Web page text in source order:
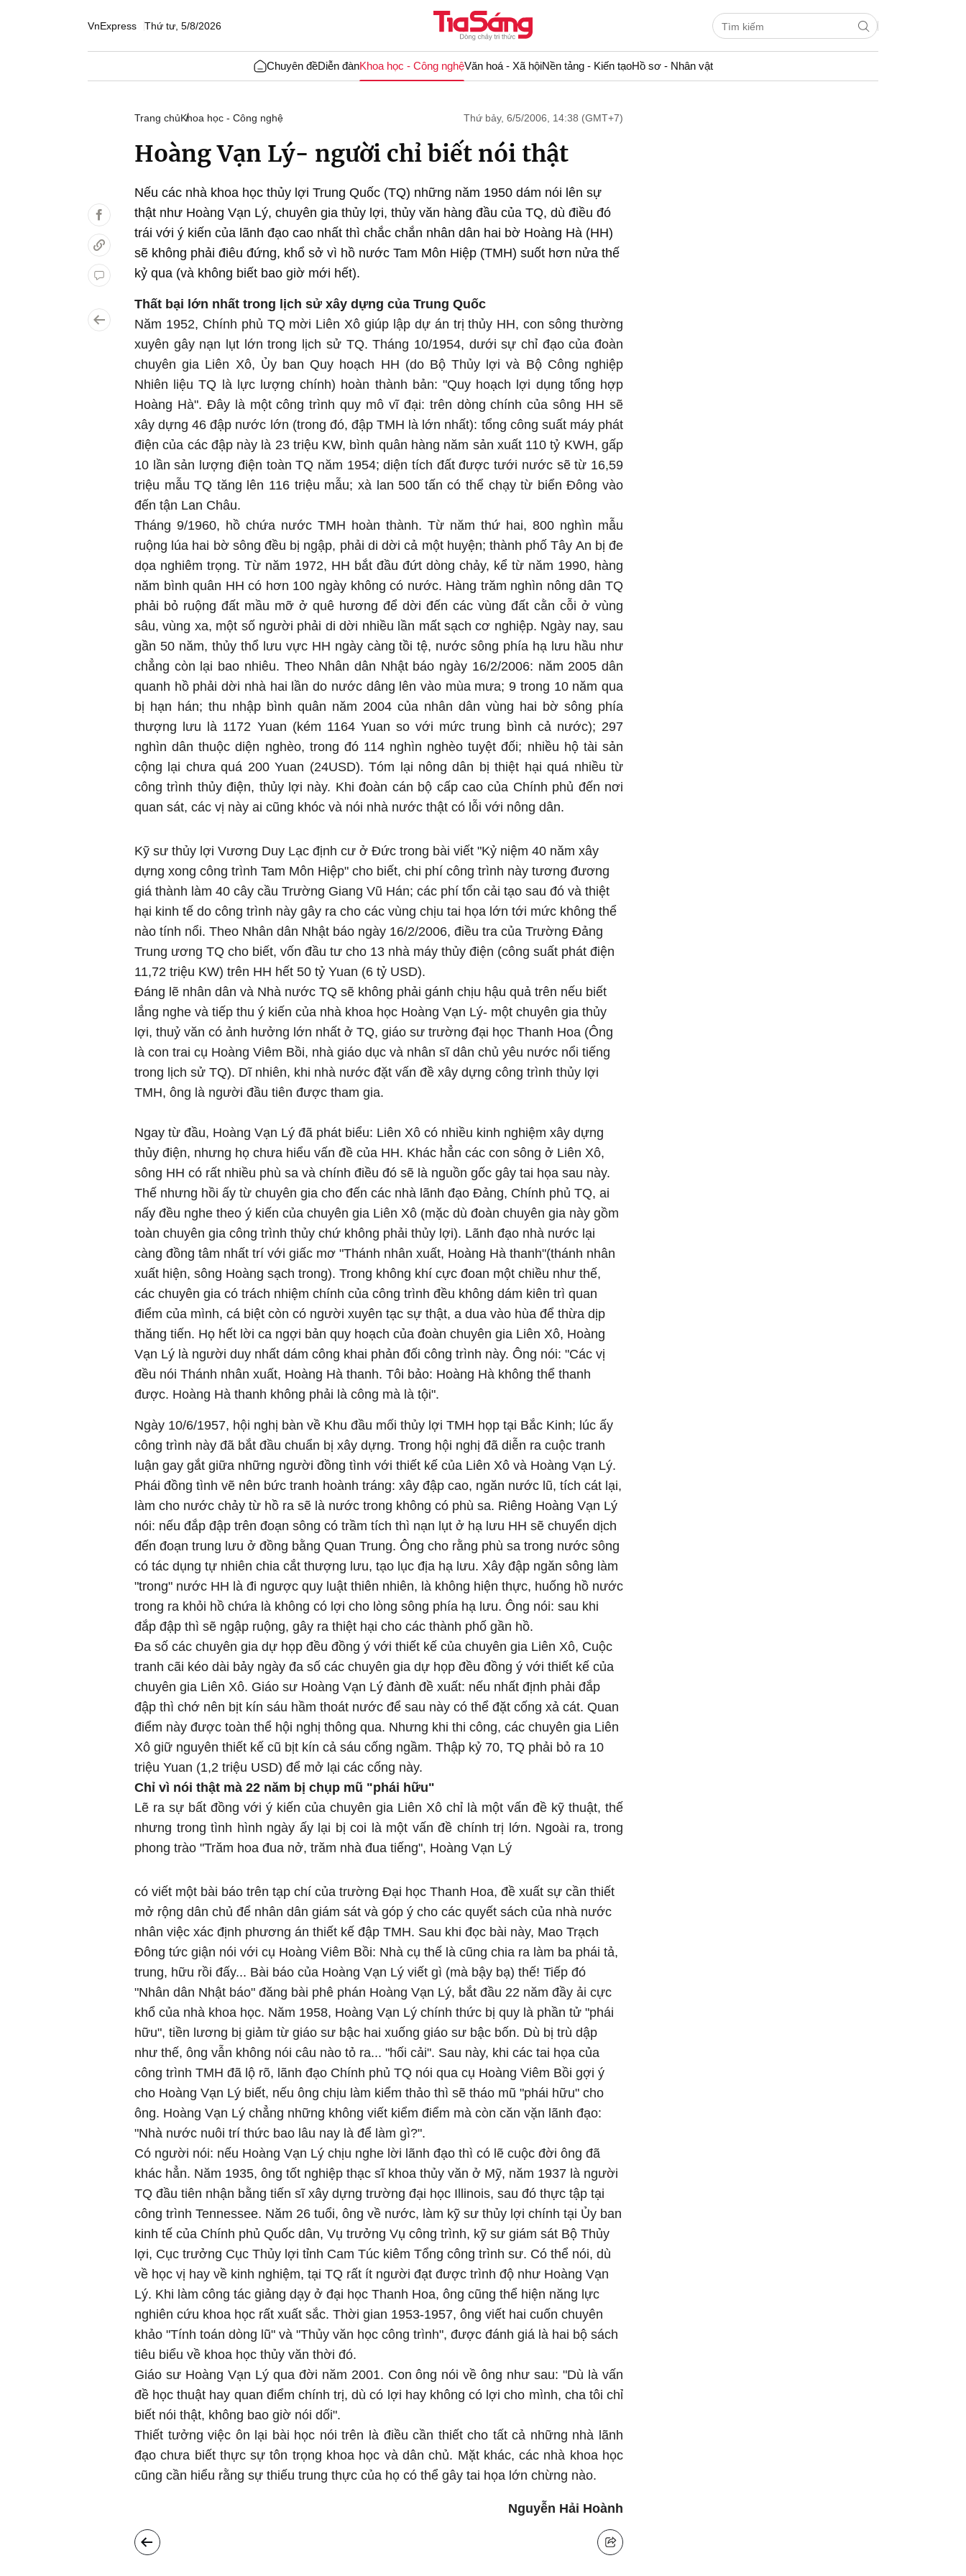
VnExpress Thứ tư, 5/8/2026
Chuyên đềDiễn đànKhoa học - Công nghệVăn hoá - Xã hộiNền tảng - Kiến tạoHồ sơ - Nhân vật
Trang chủKhoa học - Công nghệ Thứ bảy, 6/5/2006, 14:38 (GMT+7)
Hoàng Vạn Lý- người chỉ biết nói thật
Nếu các nhà khoa học thủy lợi Trung Quốc (TQ) những năm 1950 dám nói lên sự
thật như Hoàng Vạn Lý, chuyên gia thủy lợi, thủy văn hàng đầu của TQ, dù điều đó
trái với ý kiến của lãnh đạo cao nhất thì chắc chắn nhân dân hai bờ Hoàng Hà (HH)
sẽ không phải điêu đứng, khổ sở vì hồ nước Tam Môn Hiệp (TMH) suốt hơn nửa thế
kỷ qua (và không biết bao giờ mới hết).
Thất bại lớn nhất trong lịch sử xây dựng của Trung Quốc
Năm 1952, Chính phủ TQ mời Liên Xô giúp lập dự án trị thủy HH, con sông thường
xuyên gây nạn lụt lớn trong lịch sử TQ. Tháng 10/1954, dưới sự chỉ đạo của đoàn
chuyên gia Liên Xô, Ủy ban Quy hoạch HH (do Bộ Thủy lợi và Bộ Công nghiệp
Nhiên liệu TQ là lực lượng chính) hoàn thành bản: "Quy hoạch lợi dụng tổng hợp
Hoàng Hà". Đây là một công trình quy mô vĩ đại: trên dòng chính của sông HH sẽ
xây dựng 46 đập nước lớn (trong đó, đập TMH là lớn nhất): tổng công suất máy phát
điện của các đập này là 23 triệu KW, bình quân hàng năm sản xuất 110 tỷ KWH, gấp
10 lần sản lượng điện toàn TQ năm 1954; diện tích đất được tưới nước sẽ từ 16,59
triệu mẫu TQ tăng lên 116 triệu mẫu; xà lan 500 tấn có thể chạy từ biển Đông vào
đến tận Lan Châu.
Tháng 9/1960, hồ chứa nước TMH hoàn thành. Từ năm thứ hai, 800 nghìn mẫu
ruộng lúa hai bờ sông đều bị ngập, phải di dời cả một huyện; thành phố Tây An bị đe
dọa nghiêm trọng. Từ năm 1972, HH bắt đầu đứt dòng chảy, kể từ năm 1990, hàng
năm bình quân HH có hơn 100 ngày không có nước. Hàng trăm nghìn nông dân TQ
phải bỏ ruộng đất mầu mỡ ở quê hương để dời đến các vùng đất cằn cỗi ở vùng
sâu, vùng xa, một số người phải di dời nhiều lần mất sạch cơ nghiệp. Ngày nay, sau
gần 50 năm, thủy thổ lưu vực HH ngày càng tồi tệ, nước sông phía hạ lưu hầu như
chẳng còn lại bao nhiêu. Theo Nhân dân Nhật báo ngày 16/2/2006: năm 2005 dân
quanh hồ phải dời nhà hai lần do nước dâng lên vào mùa mưa; 9 trong 10 năm qua
bị hạn hán; thu nhập bình quân năm 2004 của nhân dân vùng hai bờ sông phía
thượng lưu là 1172 Yuan (kém 1164 Yuan so với mức trung bình cả nước); 297
nghìn dân thuộc diện nghèo, trong đó 114 nghìn nghèo tuyệt đối; nhiều hộ tài sản
cộng lại chưa quá 200 Yuan (24USD). Tóm lại nông dân bị thiệt hại quá nhiều từ
công trình thủy điện, thủy lợi này. Khi đoàn cán bộ cấp cao của Chính phủ đến nơi
quan sát, các vị này ai cũng khóc và nói nhà nước thật có lỗi với nông dân.
Kỹ sư thủy lợi Vương Duy Lạc định cư ở Đức trong bài viết "Kỷ niệm 40 năm xây
dựng xong công trình Tam Môn Hiệp" cho biết, chi phí công trình này tương đương
giá thành làm 40 cây cầu Trường Giang Vũ Hán; các phí tổn cải tạo sau đó và thiệt
hại kinh tế do công trình này gây ra cho các vùng chịu tai họa lớn tới mức không thể
nào tính nổi. Theo Nhân dân Nhật báo ngày 16/2/2006, điều tra của Trường Đảng
Trung ương TQ cho biết, vốn đầu tư cho 13 nhà máy thủy điện (công suất phát điện
11,72 triệu KW) trên HH hết 50 tỷ Yuan (6 tỷ USD).
Đáng lẽ nhân dân và Nhà nước TQ sẽ không phải gánh chịu hậu quả trên nếu biết
lắng nghe và tiếp thu ý kiến của nhà khoa học Hoàng Vạn Lý- một chuyên gia thủy
lợi, thuỷ văn có ảnh hưởng lớn nhất ở TQ, giáo sư trường đại học Thanh Hoa (Ông
là con trai cụ Hoàng Viêm Bồi, nhà giáo dục và nhân sĩ dân chủ yêu nước nổi tiếng
trong lịch sử TQ). Dĩ nhiên, khi nhà nước đặt vấn đề xây dựng công trình thủy lợi
TMH, ông là người đầu tiên được tham gia.
Ngay từ đầu, Hoàng Vạn Lý đã phát biểu: Liên Xô có nhiều kinh nghiệm xây dựng
thủy điện, nhưng họ chưa hiểu vấn đề của HH. Khác hẳn các con sông ở Liên Xô,
sông HH có rất nhiều phù sa và chính điều đó sẽ là nguồn gốc gây tai họa sau này.
Thế nhưng hồi ấy từ chuyên gia cho đến các nhà lãnh đạo Đảng, Chính phủ TQ, ai
nấy đều nghe theo ý kiến của chuyên gia Liên Xô (mặc dù đoàn chuyên gia này gồm
toàn chuyên gia công trình thủy chứ không phải thủy lợi). Lãnh đạo nhà nước lại
càng đồng tâm nhất trí với giấc mơ "Thánh nhân xuất, Hoàng Hà thanh"(thánh nhân
xuất hiện, sông Hoàng sạch trong). Trong không khí cực đoan một chiều như thế,
các chuyên gia có trách nhiệm chính của công trình đều không dám kiên trì quan
điểm của mình, cá biệt còn có người xuyên tạc sự thật, a dua vào hùa để thừa dịp
thăng tiến. Họ hết lời ca ngợi bản quy hoạch của đoàn chuyên gia Liên Xô, Hoàng
Vạn Lý là người duy nhất dám công khai phản đối công trình này. Ông nói: "Các vị
đều nói Thánh nhân xuất, Hoàng Hà thanh. Tôi bảo: Hoàng Hà không thể thanh
được. Hoàng Hà thanh không phải là công mà là tội".
Ngày 10/6/1957, hội nghị bàn về Khu đầu mối thủy lợi TMH họp tại Bắc Kinh; lúc ấy
công trình này đã bắt đầu chuẩn bị xây dựng. Trong hội nghị đã diễn ra cuộc tranh
luận gay gắt giữa những người đồng tình với thiết kế của Liên Xô và Hoàng Vạn Lý.
Phái đồng tình vẽ nên bức tranh hoành tráng: xây đập cao, ngăn nước lũ, tích cát lại,
làm cho nước chảy từ hồ ra sẽ là nước trong không có phù sa. Riêng Hoàng Vạn Lý
nói: nếu đắp đập trên đoạn sông có trầm tích thì nạn lụt ở hạ lưu HH sẽ chuyển dịch
đến đoạn trung lưu ở đồng bằng Quan Trung. Ông cho rằng phù sa trong nước sông
có tác dụng tự nhiên chia cắt thượng lưu, tạo lục địa hạ lưu. Xây đập ngăn sông làm
"trong" nước HH là đi ngược quy luật thiên nhiên, là không hiện thực, huống hồ nước
trong ra khỏi hồ chứa là không có lợi cho lòng sông phía hạ lưu. Ông nói: sau khi
đắp đập thì sẽ ngập ruộng, gây ra thiệt hại cho các thành phố gần hồ.
Đa số các chuyên gia dự họp đều đồng ý với thiết kế của chuyên gia Liên Xô, Cuộc
tranh cãi kéo dài bảy ngày đa số các chuyên gia dự họp đều đồng ý với thiết kế của
chuyên gia Liên Xô. Giáo sư Hoàng Vạn Lý đành đề xuất: nếu nhất định phải đắp
đập thì chớ nên bịt kín sáu hầm thoát nước để sau này có thể đặt cống xả cát. Quan
điểm này được toàn thể hội nghị thông qua. Nhưng khi thi công, các chuyên gia Liên
Xô giữ nguyên thiết kế cũ bịt kín cả sáu cống ngầm. Thập kỷ 70, TQ phải bỏ ra 10
triệu Yuan (1,2 triệu USD) để mở lại các cống này.
Chỉ vì nói thật mà 22 năm bị chụp mũ "phái hữu"
Lẽ ra sự bất đồng với ý kiến của chuyên gia Liên Xô chỉ là một vấn đề kỹ thuật, thế
nhưng trong tình hình ngày ấy lại bị coi là một vấn đề chính trị lớn. Ngoài ra, trong
phong trào "Trăm hoa đua nở, trăm nhà đua tiếng", Hoàng Vạn Lý
có viết một bài báo trên tạp chí của trường Đại học Thanh Hoa, đề xuất sự cần thiết
mở rộng dân chủ để nhân dân giám sát và góp ý cho các quyết sách của nhà nước
nhân việc xác định phương án thiết kế đập TMH. Sau khi đọc bài này, Mao Trạch
Đông tức giận nói với cụ Hoàng Viêm Bồi: Nhà cụ thế là cũng chia ra làm ba phái tả,
trung, hữu rồi đấy... Bài báo của Hoàng Vạn Lý viết gì (mà bậy bạ) thế! Tiếp đó
"Nhân dân Nhật báo" đăng bài phê phán Hoàng Vạn Lý, bắt đầu 22 năm đầy ải cực
khổ của nhà khoa học. Năm 1958, Hoàng Vạn Lý chính thức bị quy là phần tử "phái
hữu", tiền lương bị giảm từ giáo sư bậc hai xuống giáo sư bậc bốn. Dù bị trù dập
như thế, ông vẫn không nói câu nào tỏ ra... "hối cải". Sau này, khi các tai họa của
công trình TMH đã lộ rõ, lãnh đạo Chính phủ TQ nói qua cụ Hoàng Viêm Bồi gợi ý
cho Hoàng Vạn Lý biết, nếu ông chịu làm kiểm thảo thì sẽ tháo mũ "phái hữu" cho
ông. Hoàng Vạn Lý chẳng những không viết kiểm điểm mà còn căn vặn lãnh đạo:
"Nhà nước nuôi trí thức bao lâu nay là để làm gì?".
Có người nói: nếu Hoàng Vạn Lý chịu nghe lời lãnh đạo thì có lẽ cuộc đời ông đã
khác hẳn. Năm 1935, ông tốt nghiệp thạc sĩ khoa thủy văn ở Mỹ, năm 1937 là người
TQ đầu tiên nhận bằng tiến sĩ xây dựng trường đại học Illinois, sau đó thực tập tại
công trình Tennessee. Năm 26 tuổi, ông về nước, làm kỹ sư thủy lợi chính tại Ủy ban
kinh tế của Chính phủ Quốc dân, Vụ trưởng Vụ công trình, kỹ sư giám sát Bộ Thủy
lợi, Cục trưởng Cục Thủy lợi tỉnh Cam Túc kiêm Tổng công trình sư. Có thể nói, dù
về học vị hay về kinh nghiệm, tại TQ rất ít người đạt được trình độ như Hoàng Vạn
Lý. Khi làm công tác giảng dạy ở đại học Thanh Hoa, ông cũng thể hiện năng lực
nghiên cứu khoa học rất xuất sắc. Thời gian 1953-1957, ông viết hai cuốn chuyên
khảo "Tính toán dòng lũ" và "Thủy văn học công trình", được đánh giá là hai bộ sách
tiêu biểu về khoa học thủy văn thời đó.
Giáo sư Hoàng Vạn Lý qua đời năm 2001. Con ông nói về ông như sau: "Dù là vấn
đề học thuật hay quan điểm chính trị, dù có lợi hay không có lợi cho mình, cha tôi chỉ
biết nói thật, không bao giờ nói dối".
Thiết tưởng việc ôn lại bài học nói trên là điều cần thiết cho tất cả những nhà lãnh
đạo chưa biết thực sự tôn trọng khoa học và dân chủ. Mặt khác, các nhà khoa học
cũng cần hiểu rằng sự thiếu trung thực của họ có thể gây tai họa lớn chừng nào.
Nguyễn Hải Hoành